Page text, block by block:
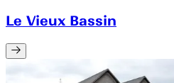
Le Vieux Bassin